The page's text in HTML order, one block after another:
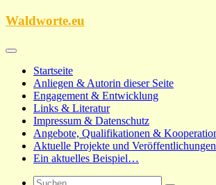
Zum
Waldworte.eu
Startseite
Anliegen & Autorin dieser Seite
Engagement & Entwicklung
Links & Literatur
Impressum & Datenschutz
Angebote, Qualifikationen &
Aktuelle Projekte und
Ein aktuelles Beispiel…